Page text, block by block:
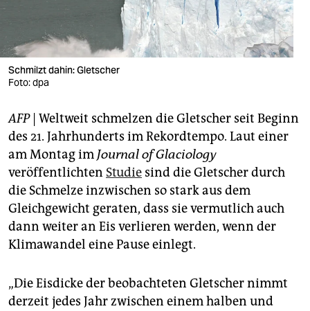
wahrheit
verlag
verlag
veranstaltungen
shop
fragen & hilfe
unterstützen
abo
genossenschaft
epaper login
Schmilzt dahin: Gletscher
Foto: dpa
AFP| Weltweit schmelzen die Gletscher seit Beginn
des 21. Jahrhunderts im Rekordtempo. Laut einer
am Montag im Journal of Glaciology
veröffentlichten Studie sind die Gletscher durch
die Schmelze inzwischen so stark aus dem
Gleichgewicht geraten, dass sie vermutlich auch
dann weiter an Eis verlieren werden, wenn der
Klimawandel eine Pause einlegt.
„Die Eisdicke der beobachteten Gletscher nimmt
derzeit jedes Jahr zwischen einem halben und